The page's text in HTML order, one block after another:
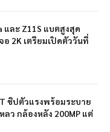
และ Z11S แบตสูงสุด
อ 2K เตรียมเปิดตัววันที่
ชิปตัวแรงพร้อมระบาย
ลว กล้องหลัง 200MP แต่